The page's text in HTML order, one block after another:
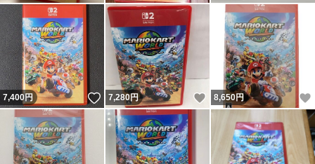
7,400円 いいね！
7,280円 いいね！
8,650円